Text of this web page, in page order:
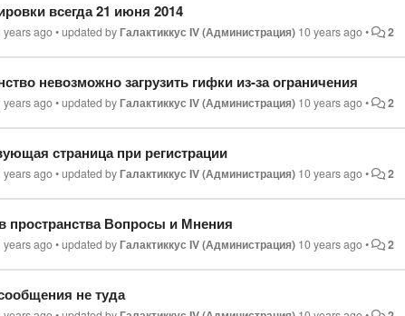
всегда 21 июня 2014
years ago•updated byГалактиккус IV (Администрация) 10 years ago• 2
невозможно загрузить гифки из-за ограничения
years ago•updated byГалактиккус IV (Администрация) 10 years ago• 2
страница при регистрации
years ago•updated byГалактиккус IV (Администрация) 10 years ago• 2
пространства Вопросы и Мнения
years ago•updated byГалактиккус IV (Администрация) 10 years ago• 2
не туда